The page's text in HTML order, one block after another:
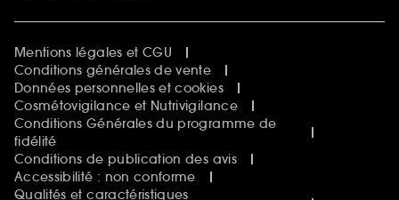
Mentions légales et CGU
Conditions générales de vente
Données personnelles et cookies
Cosmétovigilance et Nutrivigilance
Conditions Générales du programme de
fidélité
Conditions de publication des avis
Accessibilité : non conforme
Qualités et caractéristiques